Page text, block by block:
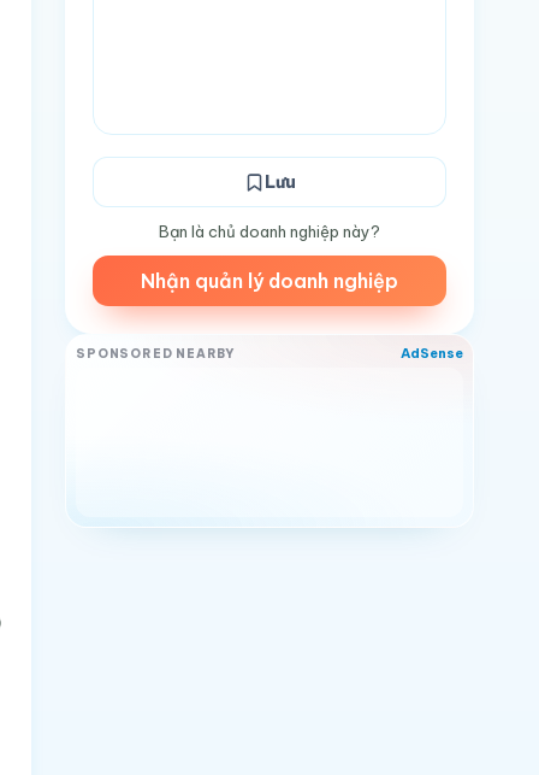
Lưu
Bạn là chủ doanh nghiệp này?
Nhận quản lý doanh nghiệp
SPONSORED NEARBY AdSense